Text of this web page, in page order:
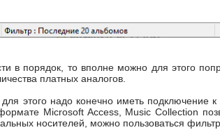
в порядок, то вполне можно для этого
платных аналогов.
этого надо конечно иметь подключение
Microsoft Access, Music Collection
носителей, можно пользоваться